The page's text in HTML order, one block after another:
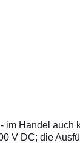
Handel
V DC; die